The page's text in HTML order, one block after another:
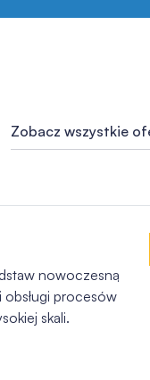
Zobacz wszystkie
nowoczesną
procesów
skali.